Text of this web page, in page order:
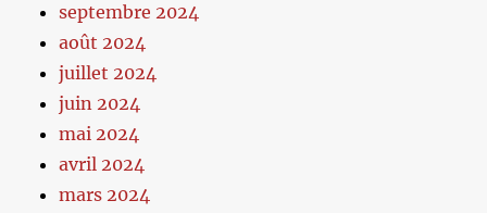
septembre 2024
août 2024
juillet 2024
juin 2024
mai 2024
avril 2024
mars 2024